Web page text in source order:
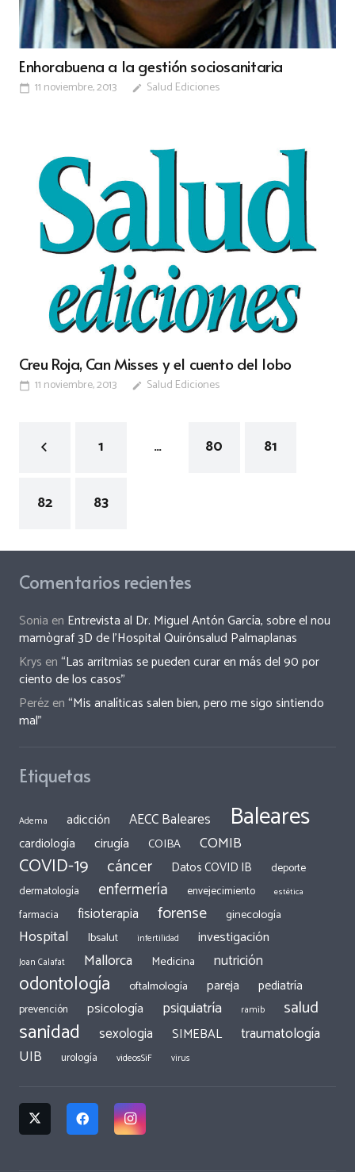
Enhorabuena a la gestión sociosanitaria
calendar_today 11 noviembre, 2013 edit Salud Ediciones
Creu Roja, Can Misses y el cuento del lobo
calendar_today 11 noviembre, 2013 edit Salud Ediciones
1 … 80 81
82 83
Comentarios recientes
Sonia en Entrevista al Dr. Miguel Antón García, sobre el nou
mamògraf 3D de l’Hospital Quirónsalud Palmaplanas
Krys en“Las arritmias se pueden curar en más del 90 por
ciento de los casos”
Perézen“Mis analíticas salen bien, pero me sigo sintiendo
mal”
Etiquetas
Adema adicción AECC Baleares Baleares
cardiología cirugía COIBA COMIB
COVID-19 cáncer Datos COVID IB
deporte
dermatología
enfermería envejecimiento estética
farmacia fisioterapia forense ginecología
Hospital Ibsalut infertilidad investigación
Joan Calafat Mallorca Medicina nutrición
odontología oftalmología pareja pediatría
prevención psicología psiquiatría ramib salud
sanidad sexologia SIMEBAL traumatología
UIB urología videosSiF virus